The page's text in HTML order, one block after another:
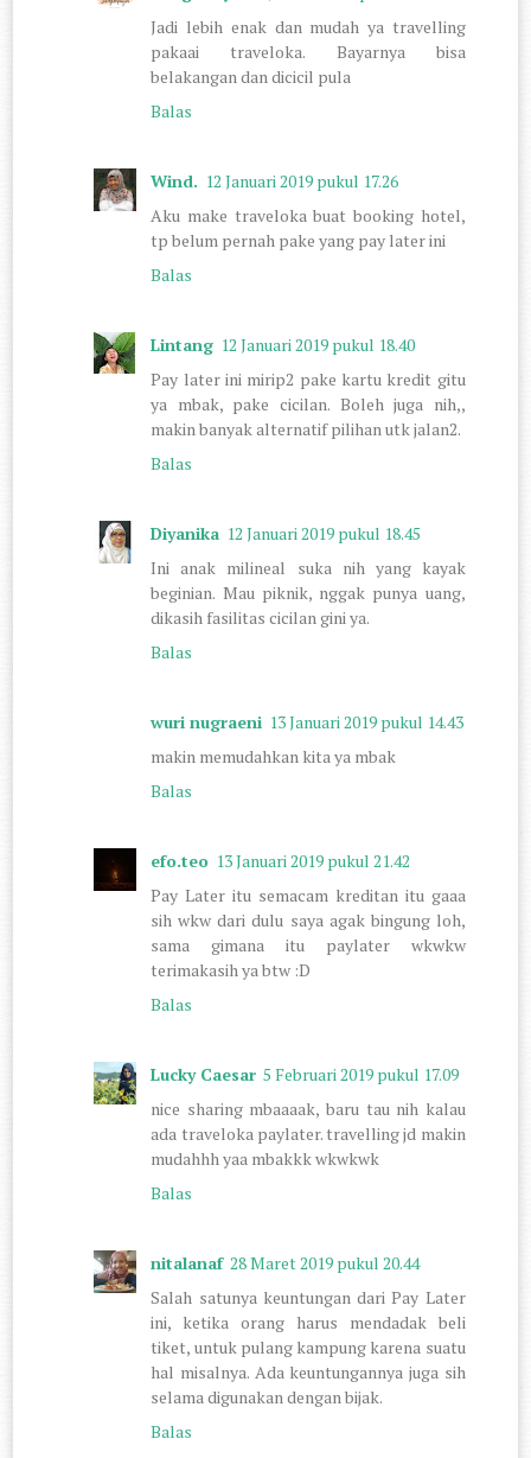
Jadi lebih enak dan mudah ya travelling
pakaai traveloka. Bayarnya bisa
belakangan dan dicicil pula
Balas
Wind. 12 Januari 2019 pukul 17.26
Aku make traveloka buat booking hotel,
tp belum pernah pake yang pay later ini
Balas
Lintang 12 Januari 2019 pukul 18.40
Pay later ini mirip2 pake kartu kredit gitu
ya mbak, pake cicilan. Boleh juga nih,,
makin banyak alternatif pilihan utk jalan2.
Balas
Diyanika 12 Januari 2019 pukul 18.45
Ini anak milineal suka nih yang kayak
beginian. Mau piknik, nggak punya uang,
dikasih fasilitas cicilan gini ya.
Balas
wuri nugraeni 13 Januari 2019 pukul 14.43
makin memudahkan kita ya mbak
Balas
efo.teo 13 Januari 2019 pukul 21.42
Pay Later itu semacam kreditan itu gaaa
sih wkw dari dulu saya agak bingung loh,
sama gimana itu paylater wkwkw
terimakasih ya btw :D
Balas
Lucky Caesar 5 Februari 2019 pukul 17.09
nice sharing mbaaaak, baru tau nih kalau
ada traveloka paylater. travelling jd makin
mudahhh yaa mbakkk wkwkwk
Balas
nitalanaf 28 Maret 2019 pukul 20.44
Salah satunya keuntungan dari Pay Later
ini, ketika orang harus mendadak beli
tiket, untuk pulang kampung karena suatu
hal misalnya. Ada keuntungannya juga sih
selama digunakan dengan bijak.
Balas